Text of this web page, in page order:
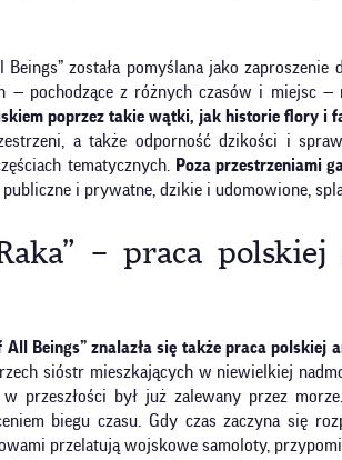
Beings” została pomyślana jako
— pochodzące z różnych czasów i miejsc —
poprzez takie wątki, jak historie flory i
a także odporność dzikości i
tematycznych.
Poza przestrzeniami
i prywatne, dzikie i udomowione,
– praca
All Beings” znalazła się także praca
sióstr mieszkających w niewielkiej
przeszłości był już zalewany przez
biegu czasu. Gdy czas zaczyna się
przelatują wojskowe samoloty,